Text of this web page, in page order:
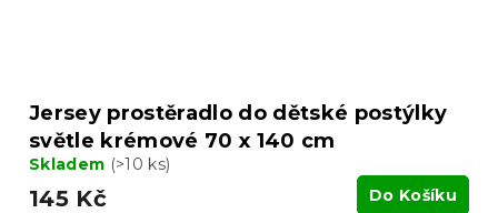
Jersey prostěradlo do dětské postýlky
světle krémové 70 x 140 cm
Skladem (>10 ks)
145 Kč Do Košíku